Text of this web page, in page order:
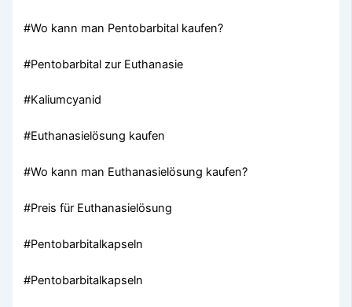
#Wo kann man Pentobarbital kaufen?
#Pentobarbital zur Euthanasie
#Kaliumcyanid
#Euthanasielösung kaufen
#Wo kann man Euthanasielösung kaufen?
#Preis für Euthanasielösung
#Pentobarbitalkapseln
#Pentobarbitalkapseln